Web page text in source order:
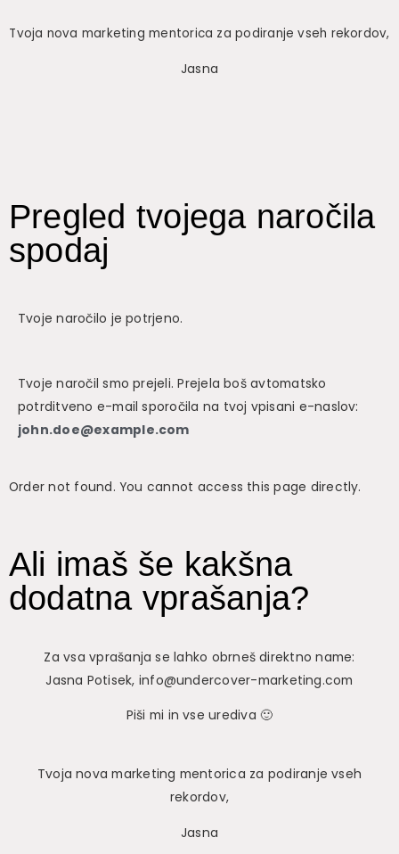
Tvoja nova marketing mentorica za podiranje vseh rekordov,
Jasna
Pregled tvojega naročila
spodaj
Tvoje naročilo je potrjeno.
Tvoje naročil smo prejeli. Prejela boš avtomatsko
potrditveno e-mail sporočila na tvoj vpisani e-naslov:
john.doe@example.com
Order not found. You cannot access this page directly.
Ali imaš še kakšna
dodatna vprašanja?
Za vsa vprašanja se lahko obrneš direktno name:
Jasna Potisek, info@undercover-marketing.com
Piši mi in vse urediva 🙂
Tvoja nova marketing mentorica za podiranje vseh
rekordov,
Jasna